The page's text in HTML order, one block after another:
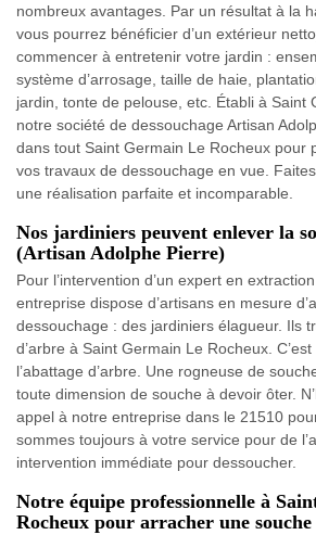
nombreux avantages. Par un résultat à la
vous pourrez bénéficier d’un extérieur
commencer à entretenir votre jardin :
système d’arrosage, taille de haie,
jardin, tonte de pelouse, etc. Établi à Saint
notre société de dessouchage Artisan
dans tout Saint Germain Le Rocheux pour
vos travaux de dessouchage en vue.
une réalisation parfaite et incomparable.
Nos jardiniers peuvent enlever la
(Artisan Adolphe Pierre)
Pour l’intervention d’un expert en
entreprise dispose d’artisans en mesure
dessouchage : des jardiniers élagueur. Ils
d’arbre à Saint Germain Le Rocheux.
l’abattage d’arbre. Une rogneuse de
toute dimension de souche à devoir ôter.
appel à notre entreprise dans le 21510
sommes toujours à votre service pour de
intervention immédiate pour dessoucher.
Notre équipe professionnelle à
Rocheux pour arracher une souche